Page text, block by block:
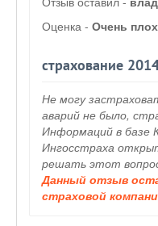
Оценка - Очень
страхование
Не могу
аварий не было,
Информаций в базе
Ингосстраха
решать этот
Данный отзыв
страховой